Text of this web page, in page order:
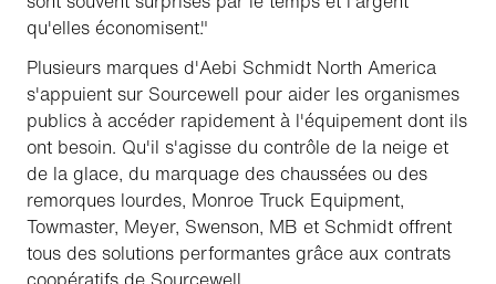
qu'elles économisent."
Plusieurs marques d'Aebi Schmidt North America
s'appuient sur Sourcewell pour aider les organismes
publics à accéder rapidement à l'équipement dont ils
ont besoin. Qu'il s'agisse du contrôle de la neige et
de la glace, du marquage des chaussées ou des
remorques lourdes, Monroe Truck Equipment,
Towmaster, Meyer, Swenson, MB et Schmidt offrent
tous des solutions performantes grâce aux contrats